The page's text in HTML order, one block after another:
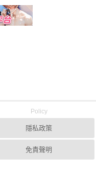
Policy
隱私政策
免責聲明